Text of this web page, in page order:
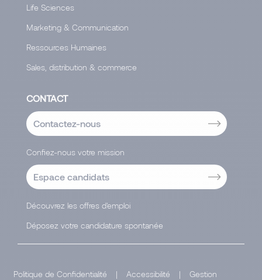
Life Sciences
Marketing & Communication
Ressources Humaines
Sales, distribution & commerce
CONTACT
Contactez-nous
Confiez-nous votre mission
Espace candidats
Découvrez les offres d'emploi
Déposez votre candidature spontanée
Politique de Confidentialité | Accessibilité |
Gestion